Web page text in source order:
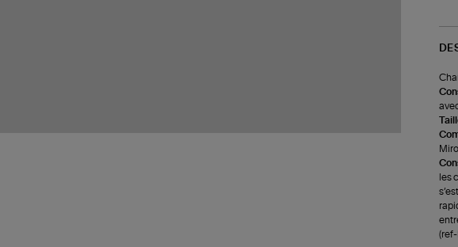
les